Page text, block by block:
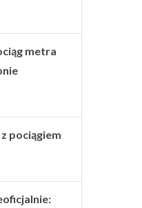
metra
pociągiem